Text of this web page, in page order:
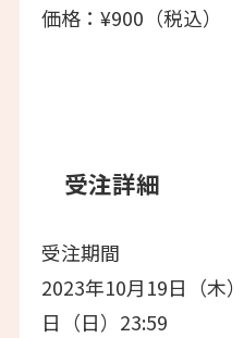
価格：¥900（税込）
受注詳細
受注期間
2023年10月19日（木
日（日）23:59